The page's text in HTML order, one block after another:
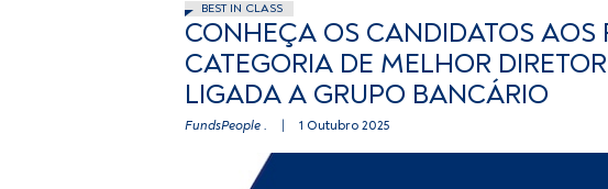
BEST IN CLASS
CONHEÇA OS CANDIDATOS AOS
CATEGORIA DE MELHOR
LIGADA A GRUPO BANCÁRIO
FundsPeople . 1 Outubro 2025